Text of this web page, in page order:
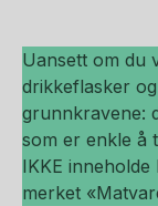
Uansett om du
drikkeflasker
grunnkravene:
som er enkle å
IKKE
merket